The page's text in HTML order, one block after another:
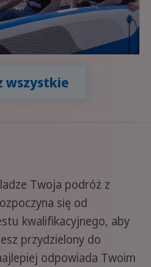
wszystkie
Twoja podróż z
się od
kwalifikacyjnego, aby
przydzielony do
odpowiada Twoim